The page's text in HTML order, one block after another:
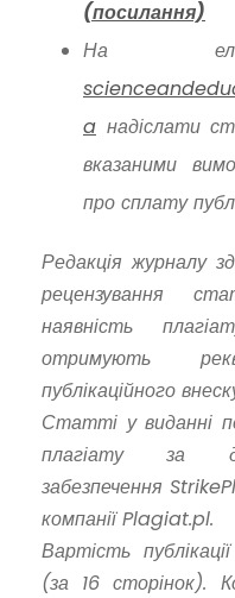
(посилання)
На
a надіслати
вказаними
про сплату
Редакція журналу
рецензування
наявність
отримують
публікаційного
Статті у виданні
плагіату за
забезпечення
компанії Plagiat.pl.
Вартість
(за 16 сторінок).